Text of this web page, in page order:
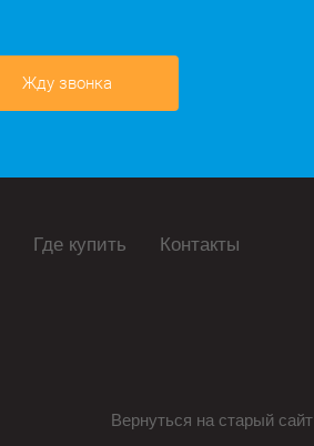
Жду звонка
Где купить Контакты
Вернуться на старый сайт